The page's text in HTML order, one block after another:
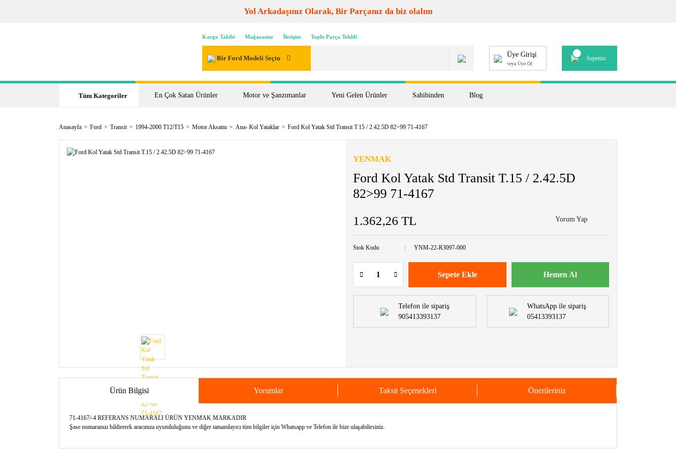
Yol Arkadaşınız Olarak, Bir Parçanız da biz olalım
Kargo Takibi Mağazamız İletişim Toplu Parça Teklifi
Bir Ford Modeli Seçin Üye Girişi
veya Üye Ol
Sepetim
Tüm Kategoriler En Çok Satan Ürünler Motor ve Şanzımanlar Yeni Gelen Ürünler Sahibinden Blog
Anasayfa Ford Transit 1994-2000 T12/T15 Motor Aksamı Ana- Kol Yataklar Ford Kol Yatak Std Transit T.15 / 2.42.5D 82>99 71-4167
YENMAK
Ford Kol Yatak Std Transit T.15 / 2.42.5D
82>99 71-4167
1.362,26 TL Yorum Yap
Stok Kodu YNM-22-R3097-000
Sepete Ekle Hemen Al
Telefon ile sipariş
905413393137
WhatsApp ile sipariş
05413393137
Ürün Bilgisi Yorumlar Taksit Seçenekleri Önerileriniz
71-4167/-4 REFERANS NUMARALI ÜRÜN YENMAK MARKADIR
Şase numaranızı bildirerek aracınıza uyumluluğunu ve diğer tamamlayıcı tüm bilgiler için Whatsapp ve Telefon ile bize ulaşabilirsiniz.